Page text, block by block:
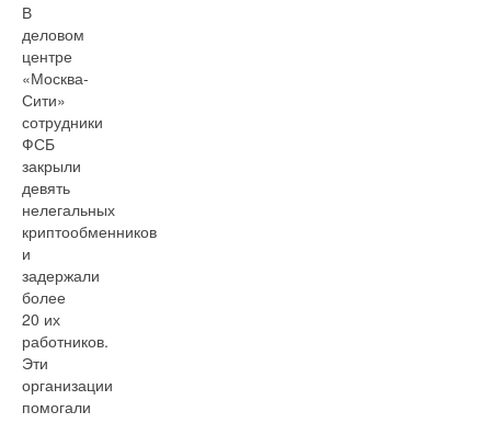
В
деловом
центре
«Москва-
Сити»
сотрудники
ФСБ
закрыли
девять
нелегальных
криптообменников
и
задержали
более
20 их
работников.
Эти
организации
помогали